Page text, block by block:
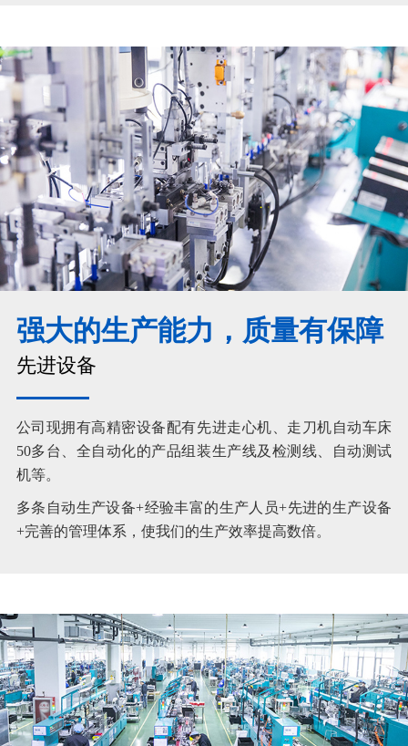
强大的生产能力，质量有保障
先进设备
公司现拥有高精密设备配有先进走心机、走刀机自动车床
50多台、全自动化的产品组装生产线及检测线、自动测试
机等。
多条自动生产设备+经验丰富的生产人员+先进的生产设备
+完善的管理体系，使我们的生产效率提高数倍。